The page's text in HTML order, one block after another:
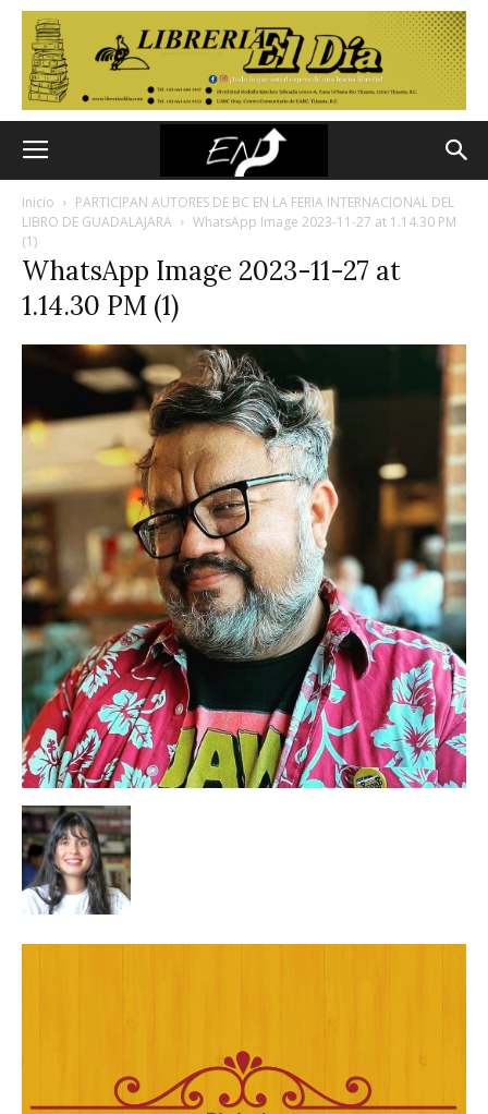
Inicio
PARTICIPAN AUTORES DE BC EN LA FERIA INTERNACIONAL DEL
LIBRO DE GUADALAJARA
WhatsApp Image 2023-11-27 at 1.14.30 PM
(1)
WhatsApp Image 2023-11-27 at
1.14.30 PM (1)